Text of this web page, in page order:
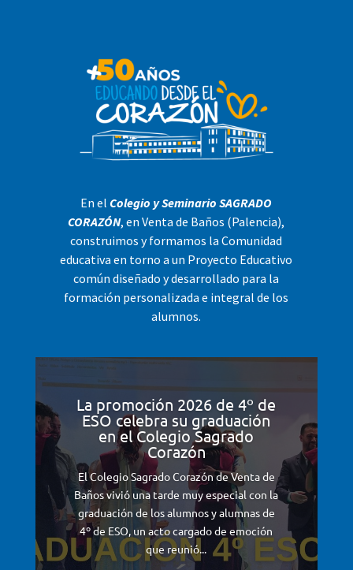
En el Colegio y Seminario SAGRADO
CORAZÓN, en Venta de Baños (Palencia),
construimos y formamos la Comunidad
educativa en torno a un Proyecto Educativo
común diseñado y desarrollado para la
formación personalizada e integral de los
alumnos.
La promoción 2026 de 4º de
ESO celebra su graduación
en el Colegio Sagrado
Corazón
El Colegio Sagrado Corazón de Venta de
Baños vivió una tarde muy especial con la
graduación de los alumnos y alumnas de
4º de ESO, un acto cargado de emoción
que reunió...